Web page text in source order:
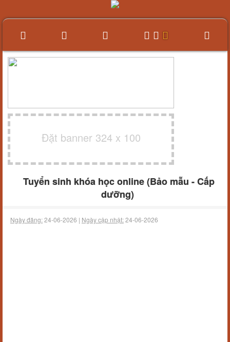
Đặt banner 324 x 100
Tuyển sinh khóa học online (Bảo mẫu - Cấp
dưỡng)
Ngày đăng:24-06-2026 | Ngày cập nhật:24-06-2026